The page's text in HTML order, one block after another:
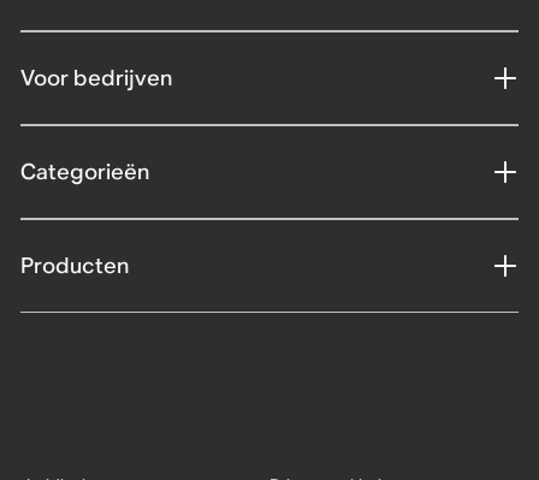
Voor bedrijven
Categorieën
Producten